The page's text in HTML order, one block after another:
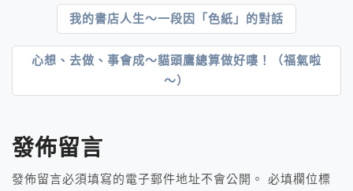
章
我的書店人生～一段因「色紙」的對話
心想、去做、事會成～貓頭鷹總算做好嘍！（福氣啦
～）
發佈留言
發佈留言必須填寫的電子郵件地址不會公開。
必填欄位標